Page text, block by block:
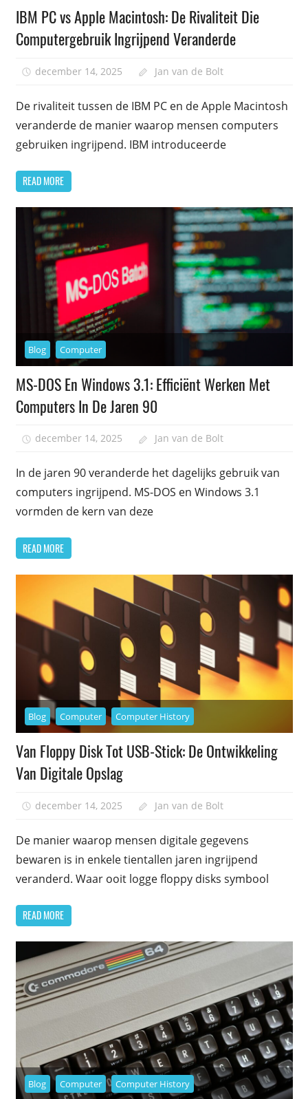
IBM PC vs Apple Macintosh: De Rivaliteit Die
Computergebruik Ingrijpend Veranderde
december 14, 2025 Jan van de Bolt
De rivaliteit tussen de IBM PC en de Apple Macintosh
veranderde de manier waarop mensen computers
gebruiken ingrijpend. IBM introduceerde
READ MORE
Blog Computer
MS-DOS En Windows 3.1: Efficiënt Werken Met
Computers In De Jaren 90
december 14, 2025 Jan van de Bolt
In de jaren 90 veranderde het dagelijks gebruik van
computers ingrijpend. MS-DOS en Windows 3.1
vormden de kern van deze
READ MORE
Blog Computer Computer History
Van Floppy Disk Tot USB-Stick: De Ontwikkeling
Van Digitale Opslag
december 14, 2025 Jan van de Bolt
De manier waarop mensen digitale gegevens
bewaren is in enkele tientallen jaren ingrijpend
veranderd. Waar ooit logge floppy disks symbool
READ MORE
Blog Computer Computer History